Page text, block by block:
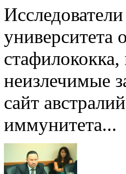
университета
неизлечимые
сайт
иммунитета...